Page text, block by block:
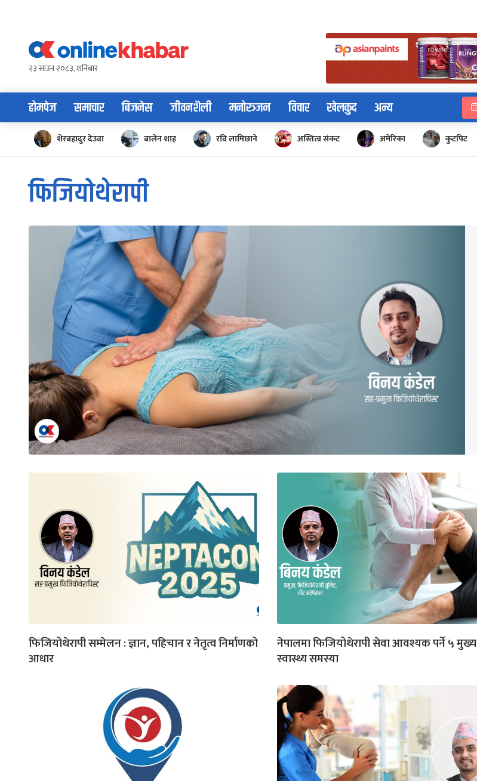
content२३ साउन २०८३, शनिबार
होमपेज समाचार बिजनेस जीवनशैली मनोरञ्जन विचार खेलकुद अन्य
शेरबहादुर देउवा बालेन शाह रवि लामिछाने अस्तित्व संकट अमेरिका कुटपिट
फिजियोथेरापी
फिजियोथेरापी सम्मेलन : ज्ञान, पहिचान र नेतृत्व निर्माणको
आधार
नेपालमा फिजियोथेरापी सेवा आवश्यक पर्ने ५ मुख्य
स्वास्थ्य समस्या